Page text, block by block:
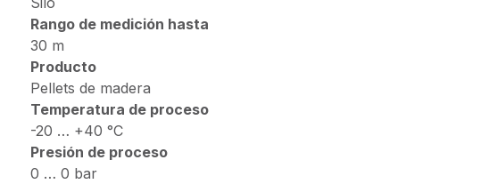
Rango de medición hasta
30 m
Producto
Pellets de madera
Temperatura de proceso
-20 … +40 °C
Presión de proceso
0 … 0 bar